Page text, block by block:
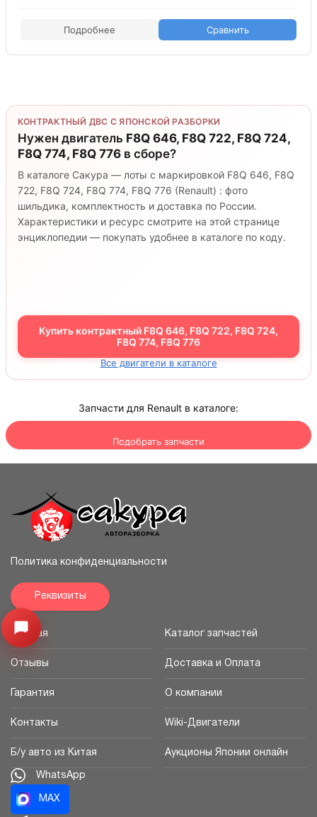
Подробнее Сравнить
КОНТРАКТНЫЙ ДВС С ЯПОНСКОЙ РАЗБОРКИ
Нужен двигатель F8Q 646, F8Q 722, F8Q 724,
F8Q 774, F8Q 776 в сборе?
В каталоге Сакура — лоты с маркировкой F8Q 646, F8Q
722, F8Q 724, F8Q 774, F8Q 776 (Renault) : фото
шильдика, комплектность и доставка по России.
Характеристики и ресурс смотрите на этой странице
энциклопедии — покупать удобнее в каталоге по коду.
Купить контрактный F8Q 646, F8Q 722, F8Q 724,
F8Q 774, F8Q 776
Все двигатели в каталоге
Запчасти для Renault в каталоге:
Подобрать запчасти
Открыть меню
Политика конфиденциальности
Реквизиты
Главная Каталог запчастей
Отзывы Доставка и Оплата
Гарантия О компании
Контакты Wiki-Двигатели
Б/у авто из Китая Аукционы Японии онлайн
WhatsApp
MAX